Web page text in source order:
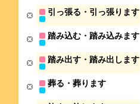
引っ張る・引っ張ります
踏み込む・踏み込みます
踏み出す・踏み出します
葬る・葬ります